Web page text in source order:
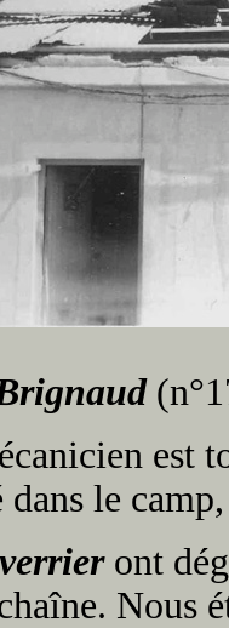
est
dans le
ont
Nous